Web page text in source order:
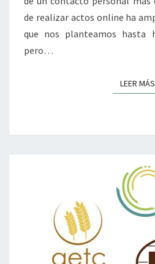
de realizar actos online ha
que nos planteamos hasta
pero…
LEER MÁS